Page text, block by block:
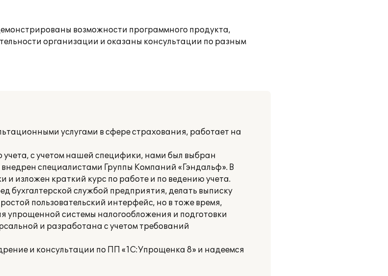
возможности программного продукта,
организации и оказаны консультации по разным
услугами в сфере страхования, работает на
учета, с учетом нашей специфики, нами был выбран
специалистами Группы Компаний «Гэндальф». В
изложен краткий курс по работе и по ведению учета.
бухгалтерской службой предприятия, делать выписку
пользовательский интерфейс, но в тоже время,
упрощенной системы налогообложения и подготовки
и разработана с учетом требований
и консультации по ПП «1С:Упрощенка 8» и надеемся